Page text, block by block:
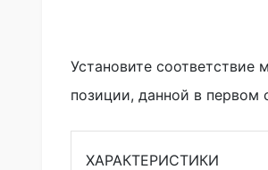
Установите
позиции, данной в первом
ХАРАКТЕРИСТИКИ